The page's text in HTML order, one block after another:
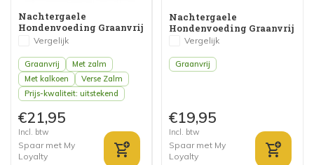
Nachtergaele
Hondenvoeding Graanvrij
Adult met Verse Zalm
Vergelijk
Graanvrij
Met zalm
Met kalkoen
Verse Zalm
Prijs-kwaliteit: uitstekend
€21,95
Incl. btw
Spaar met My
Loyalty
Nachtergaele
Hondenvoeding Graanvrij
Adult met Verse Kip
Vergelijk
Graanvrij
€19,95
Incl. btw
Spaar met My
Loyalty